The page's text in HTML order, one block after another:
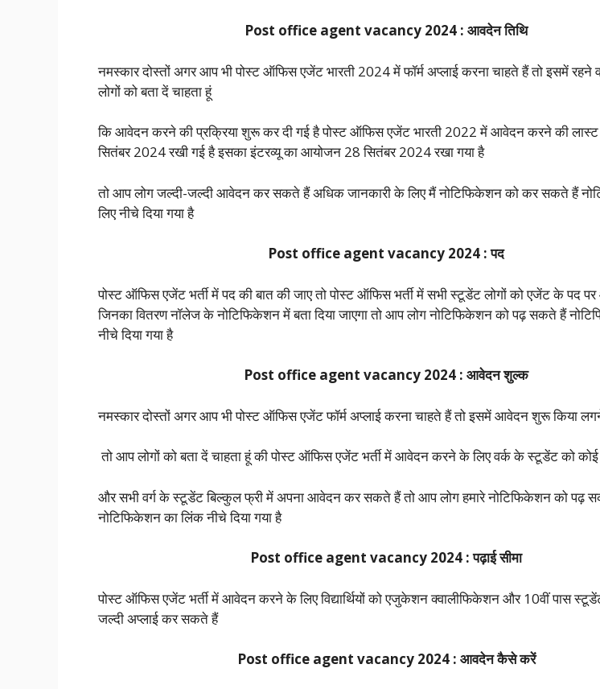
Post office agent vacancy 2024 : आवदेन तिथि
नमस्कार दोस्तों अगर आप भी पोस्ट ऑफिस एजेंट भारती 2024 में फॉर्म अप्लाई करना चाहते हैं तो इसमें रहने
लोगों को बता दें चाहता हूं
कि आवेदन करने की प्रक्रिया शुरू कर दी गई है पोस्ट ऑफिस एजेंट भारती 2022 में आवेदन करने की लास्ट
सितंबर 2024 रखी गई है इसका इंटरव्यू का आयोजन 28 सितंबर 2024 रखा गया है
तो आप लोग जल्दी-जल्दी आवेदन कर सकते हैं अधिक जानकारी के लिए मैं नोटिफिकेशन को कर सकते हैं
लिए नीचे दिया गया है
Post office agent vacancy 2024 : पद
पोस्ट ऑफिस एजेंट भर्ती में पद की बात की जाए तो पोस्ट ऑफिस भर्ती में सभी स्टूडेंट लोगों को एजेंट के पद
जिनका वितरण नॉलेज के नोटिफिकेशन में बता दिया जाएगा तो आप लोग नोटिफिकेशन को पढ़ सकते हैं
नीचे दिया गया है
Post office agent vacancy 2024 : आवेदन शुल्क
नमस्कार दोस्तों अगर आप भी पोस्ट ऑफिस एजेंट फॉर्म अप्लाई करना चाहते हैं तो इसमें आवेदन शुरू किया
तो आप लोगों को बता दें चाहता हूं की पोस्ट ऑफिस एजेंट भर्ती में आवेदन करने के लिए वर्क के स्टूडेंट को कोई
और सभी वर्ग के स्टूडेंट बिल्कुल फ्री में अपना आवेदन कर सकते हैं तो आप लोग हमारे नोटिफिकेशन को पढ़
नोटिफिकेशन का लिंक नीचे दिया गया है
Post office agent vacancy 2024 : पढ़ाई सीमा
पोस्ट ऑफिस एजेंट भर्ती में आवेदन करने के लिए विद्यार्थियों को एजुकेशन क्वालीफिकेशन और 10वीं पास
जल्दी अप्लाई कर सकते हैं
Post office agent vacancy 2024 : आवदेन कैसे करें